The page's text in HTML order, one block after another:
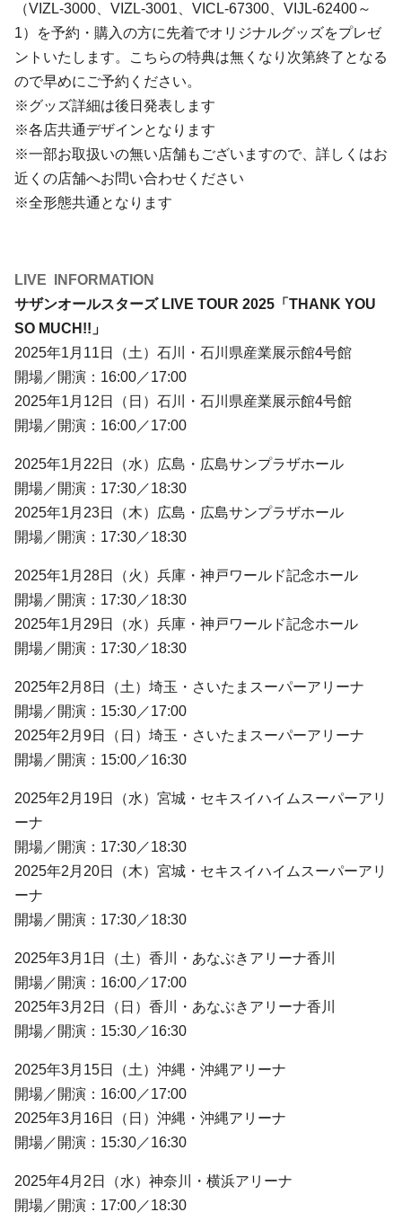
（VIZL-3000、VIZL-3001、VICL-67300、VIJL-62400～
1）を予約・購入の方に先着でオリジナルグッズをプレゼ
ントいたします。こちらの特典は無くなり次第終了となる
ので早めにご予約ください。
※グッズ詳細は後日発表します
※各店共通デザインとなります
※一部お取扱いの無い店舗もございますので、詳しくはお
近くの店舗へお問い合わせください
※全形態共通となります
LIVE INFORMATION
サザンオールスターズ LIVE TOUR 2025「THANK YOU
SO MUCH!!」
2025年1月11日（土）石川・石川県産業展示館4号館
開場／開演：16:00／17:00
2025年1月12日（日）石川・石川県産業展示館4号館
開場／開演：16:00／17:00
2025年1月22日（水）広島・広島サンプラザホール
開場／開演：17:30／18:30
2025年1月23日（木）広島・広島サンプラザホール
開場／開演：17:30／18:30
2025年1月28日（火）兵庫・神戸ワールド記念ホール
開場／開演：17:30／18:30
2025年1月29日（水）兵庫・神戸ワールド記念ホール
開場／開演：17:30／18:30
2025年2月8日（土）埼玉・さいたまスーパーアリーナ
開場／開演：15:30／17:00
2025年2月9日（日）埼玉・さいたまスーパーアリーナ
開場／開演：15:00／16:30
2025年2月19日（水）宮城・セキスイハイムスーパーアリ
ーナ
開場／開演：17:30／18:30
2025年2月20日（木）宮城・セキスイハイムスーパーアリ
ーナ
開場／開演：17:30／18:30
2025年3月1日（土）香川・あなぶきアリーナ香川
開場／開演：16:00／17:00
2025年3月2日（日）香川・あなぶきアリーナ香川
開場／開演：15:30／16:30
2025年3月15日（土）沖縄・沖縄アリーナ
開場／開演：16:00／17:00
2025年3月16日（日）沖縄・沖縄アリーナ
開場／開演：15:30／16:30
2025年4月2日（水）神奈川・横浜アリーナ
開場／開演：17:00／18:30